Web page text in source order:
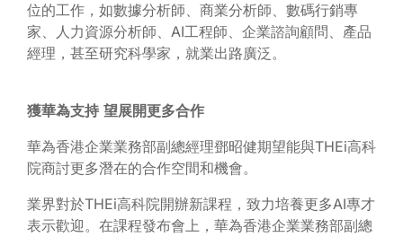
位的工作，如數據分析師、商業分析師、數碼行銷專
家、人力資源分析師、AI工程師、企業諮詢顧問、產品
經理，甚至研究科學家，就業出路廣泛。
獲華為支持 望展開更多合作
華為香港企業業務部副總經理鄧昭健期望能與THEi高科
院商討更多潛在的合作空間和機會。
業界對於THEi高科院開辦新課程，致力培養更多AI專才
表示歡迎。在課程發布會上，華為香港企業業務部副總